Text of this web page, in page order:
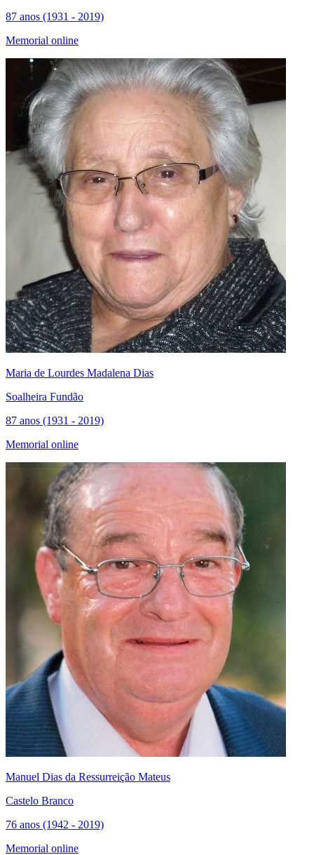
87 anos (1931 - 2019)
Memorial online
Maria de Lourdes Madalena Dias
Soalheira Fundão
87 anos (1931 - 2019)
Memorial online
Manuel Dias da Ressurreição Mateus
Castelo Branco
76 anos (1942 - 2019)
Memorial online